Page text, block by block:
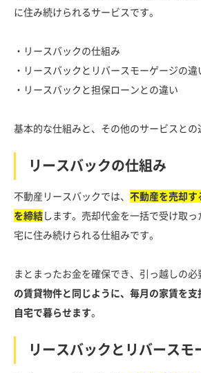
に住み続けられるサービスです。
・リースバックの仕組み
・リースバックとリバースモーゲージの違
・リースバックと担保ローンとの違い
基本的な仕組みと、その他のサービスとの
リースバックの仕組み
不動産リースバックでは、 不動産を売却
を締結します。売却代金を一括で受け取
宅に住み続けられる仕組みです。
まとまったお金を確保でき、引っ越しの必
の賃貸物件と同じように、毎月の家賃を
自宅で暮らせます。
リースバックとリバースモ